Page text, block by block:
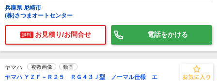
兵庫県 尼崎市
(株)さつまオートセンター
無料 お見積り/お問合せ 電話をかける
ヤマハ 複数画像 動画
ヤマハ ＹＺＦ－Ｒ２５ ＲＧ４３Ｊ型 ノーマル仕様 エ